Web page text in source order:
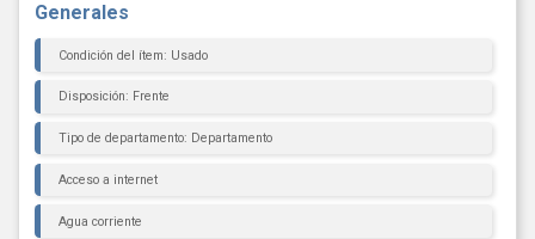
Generales
Condición del ítem: Usado
Disposición: Frente
Tipo de departamento: Departamento
Acceso a internet
Agua corriente